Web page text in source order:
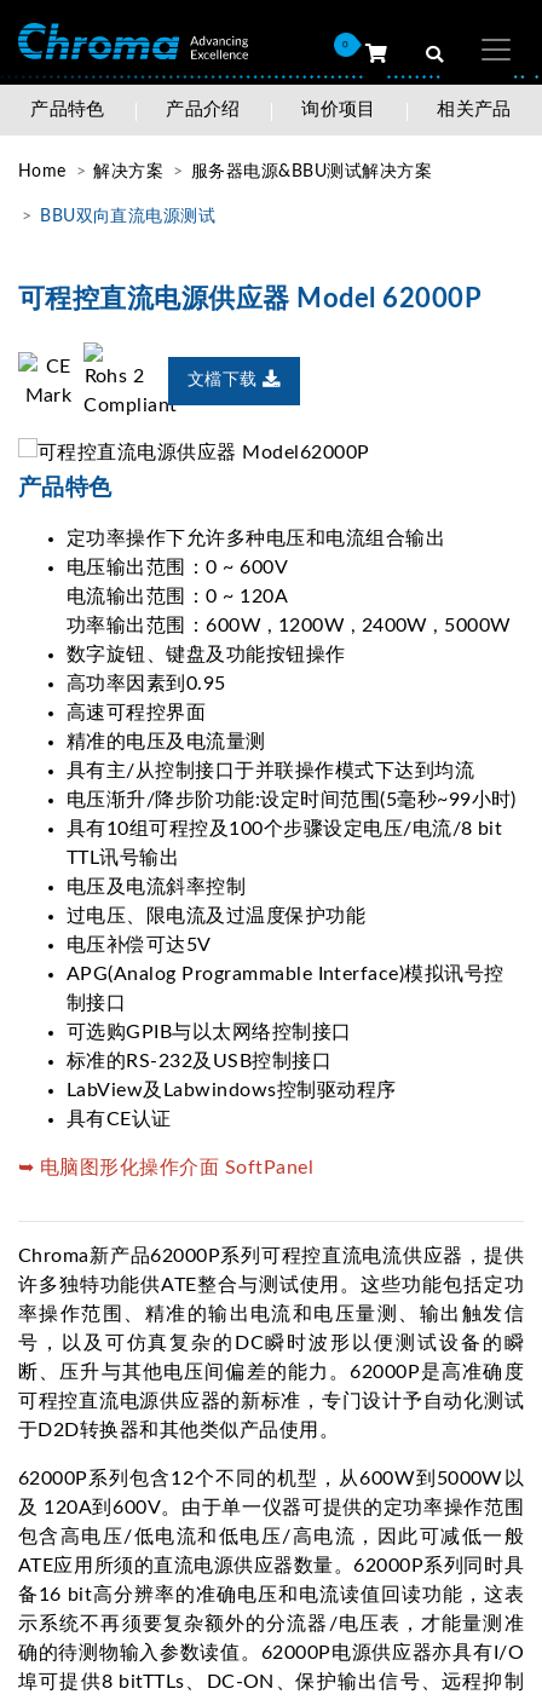
0
产品特色 产品介绍 询价项目 相关产品
Home 解决方案 服务器电源&BBU测试解决方案
BBU双向直流电源测试
可程控直流电源供应器 Model 62000P
文檔下载
产品特色
定功率操作下允许多种电压和电流组合输出
电压输出范围：0 ~ 600V
电流输出范围：0 ~ 120A
功率输出范围：600W , 1200W , 2400W , 5000W
数字旋钮、键盘及功能按钮操作
高功率因素到0.95
高速可程控界面
精准的电压及电流量测
具有主/从控制接口于并联操作模式下达到均流
电压渐升/降步阶功能:设定时间范围(5毫秒~99小时)
具有10组可程控及100个步骤设定电压/电流/8 bit
TTL讯号输出
电压及电流斜率控制
过电压、限电流及过温度保护功能
电压补偿可达5V
APG(Analog Programmable Interface)模拟讯号控
制接口
可选购GPIB与以太网络控制接口
标准的RS-232及USB控制接口
LabView及Labwindows控制驱动程序
具有CE认证
➥ 电脑图形化操作介面 SoftPanel
Chroma新产品62000P系列可程控直流电流供应器，提供
许多独特功能供ATE整合与测试使用。这些功能包括定功
率操作范围、精准的输出电流和电压量测、输出触发信
号，以及可仿真复杂的DC瞬时波形以便测试设备的瞬
断、压升与其他电压间偏差的能力。62000P是高准确度
可程控直流电源供应器的新标准，专门设计予自动化测试
于D2D转换器和其他类似产品使用。
62000P系列包含12个不同的机型，从600W到5000W以
及 120A到600V。由于单一仪器可提供的定功率操作范围
包含高电压/低电流和低电压/高电流，因此可减低一般
ATE应用所须的直流电源供应器数量。62000P系列同时具
备16 bit高分辨率的准确电压和电流读值回读功能，这表
示系统不再须要复杂额外的分流器/电压表，才能量测准
确的待测物输入参数读值。62000P电源供应器亦具有I/O
埠可提供8 bitTTLs、DC-ON、保护输出信号、远程抑制